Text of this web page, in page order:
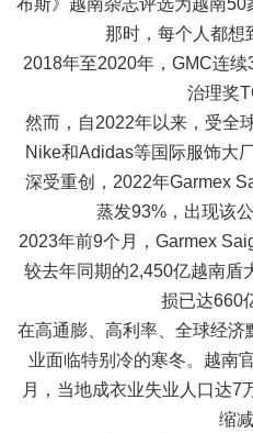
那时，每个人都想
2018年至2020年，GMC连
治理奖
然而，自2022年以来，受全
Nike和Adidas等国际服饰大
深受重创，2022年Garmex
蒸发93%，出现该
2023年前9个月，Garmex
较去年同期的2,450亿越南盾
损已达660
在高通膨、高利率、全球经
业面临特别冷的寒冬。越南
月，当地成衣业失业人口达7
缩减